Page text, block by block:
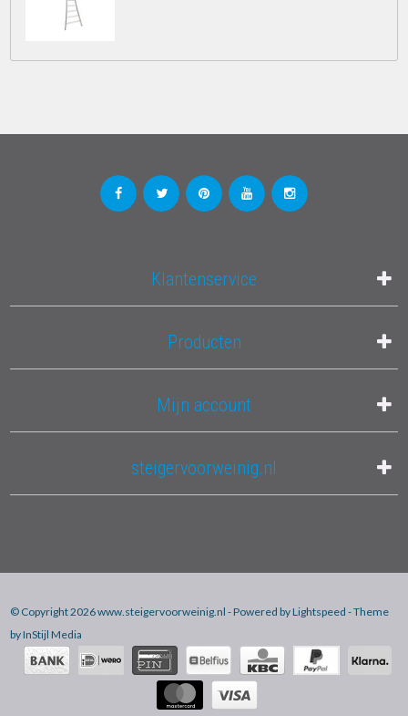
Klantenservice
Producten
Mijn account
steigervoorweinig.nl
© Copyright 2026 www.steigervoorweinig.nl - Powered byLightspeed - Theme
byInStijl Media